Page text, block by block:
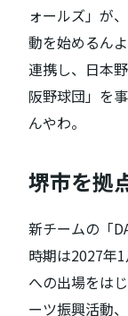
ォールズ」が
動を始めるん
連携し、日本
阪野球団」を
んやわ。
堺市を拠
新チームの「
時期は2027年
への出場をは
ーツ振興活動